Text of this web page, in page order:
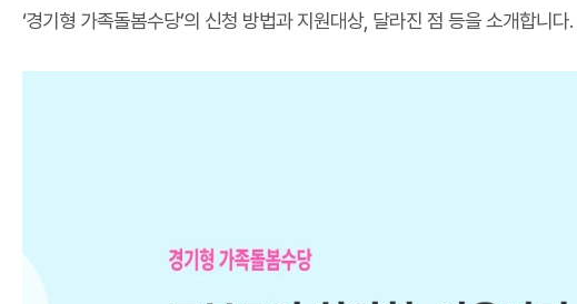
‘경기형 가족돌봄수당’의 신청 방법과 지원대상, 달라진 점 등을 소개합니다.